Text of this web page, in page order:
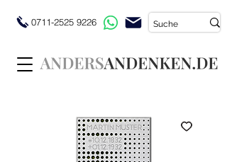
0711-2525 9226